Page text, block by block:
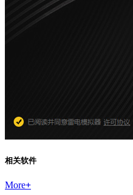
相关软件
More+